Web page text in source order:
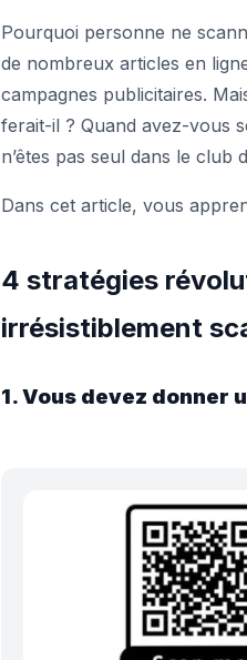
Pourquoi personne ne
de nombreux articles en
campagnes publicitaires.
ferait-il ? Quand avez-vous
n’êtes pas seul dans le club
Dans cet article, vous
4 stratégies
irrésistiblement
1. Vous devez donner